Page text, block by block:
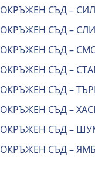
ОКРЪЖЕН СЪД –
ОКРЪЖЕН СЪД –
ОКРЪЖЕН СЪД –
ОКРЪЖЕН СЪД –
ОКРЪЖЕН СЪД –
ОКРЪЖЕН СЪД –
ОКРЪЖЕН СЪД –
ОКРЪЖЕН СЪД –